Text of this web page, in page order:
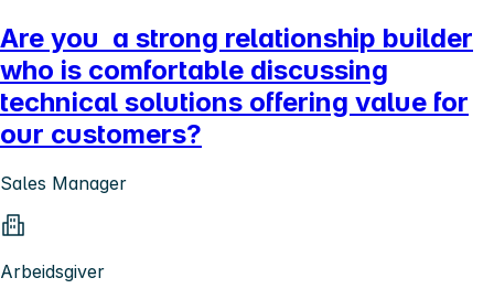
Are you a strong relationship builder
who is comfortable discussing
technical solutions offering value for
our customers?
Sales Manager
Arbeidsgiver